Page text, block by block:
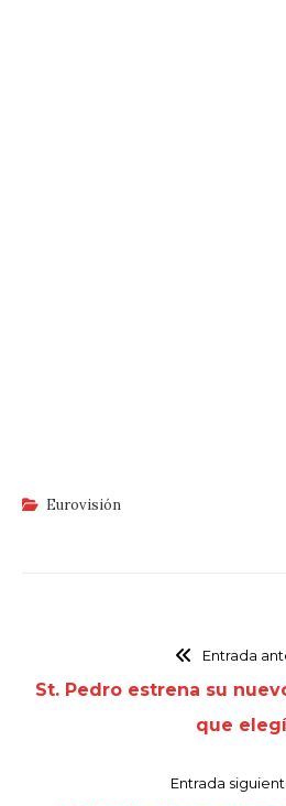
Eurovisión
Entrada
St. Pedro estrena su
que
Entrada